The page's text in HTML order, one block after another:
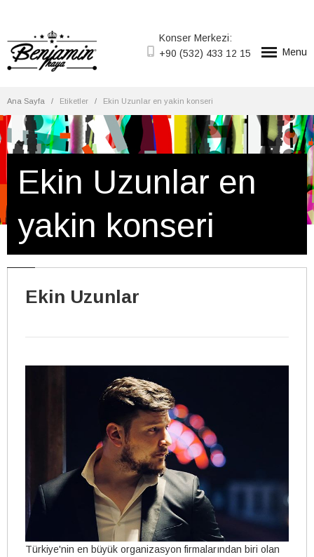
Menu
Konser Merkezi:
+90 (532) 433 12 15
Ana Sayfa Etiketler Ekin Uzunlar en yakin konseri
Ekin Uzunlar en
yakin konseri
Ekin Uzunlar
Türkiye'nin en büyük organizasyon firmalarından biri olan